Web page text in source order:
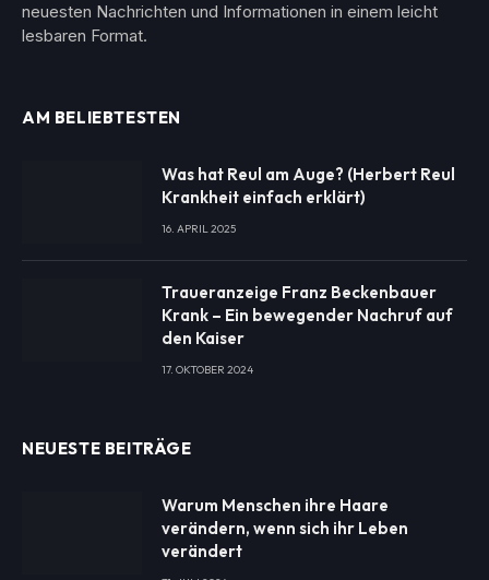
neuesten Nachrichten und Informationen in einem leicht
lesbaren Format.
AM BELIEBTESTEN
Was hat Reul am Auge? (Herbert Reul
Krankheit einfach erklärt)
16. APRIL 2025
Traueranzeige Franz Beckenbauer
Krank – Ein bewegender Nachruf auf
den Kaiser
17. OKTOBER 2024
NEUESTE BEITRÄGE
Warum Menschen ihre Haare
verändern, wenn sich ihr Leben
verändert